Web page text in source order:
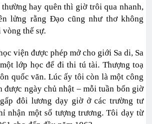
hay quên thì giờ trôi qua nhanh,
lửng rằng Đạo cũng như thơ không
vòng thế sự.
viện được phép mở cho giới Sa di, Sa
lớp học để đi thi tú tài. Thượng toạ
quốc văn. Lúc ấy tôi còn là một công
được ngày chủ nhật – mỗi tuần bốn giờ
đôi lương dạy giờ ở các trường tư
nhận một số tượng trương. Tôi dạy từ